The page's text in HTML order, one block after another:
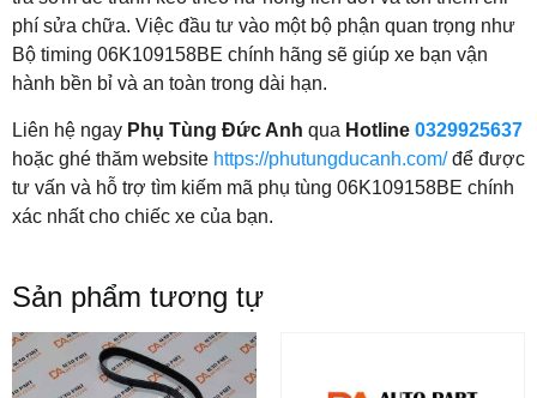
phí sửa chữa. Việc đầu tư vào một bộ phận quan trọng như
Bộ timing 06K109158BE chính hãng sẽ giúp xe bạn vận
hành bền bỉ và an toàn trong dài hạn.
Liên hệ ngay Phụ Tùng Đức Anh qua Hotline 0329925637
hoặc ghé thăm website https://phutungducanh.com/để được
tư vấn và hỗ trợ tìm kiếm mã phụ tùng 06K109158BE chính
xác nhất cho chiếc xe của bạn.
Sản phẩm tương tự